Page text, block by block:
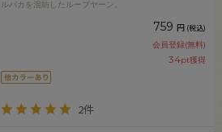
ルパカを混紡したループヤーン。
759 円 (税込)
会員登録(無料)
34pt獲得
2件